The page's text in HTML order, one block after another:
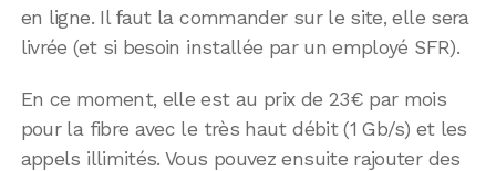
en ligne. Il faut la commander sur le site, elle sera
livrée (et si besoin installée par un employé SFR).
En ce moment, elle est au prix de 23€ par mois
pour la fibre avec le très haut débit (1 Gb/s) et les
appels illimités. Vous pouvez ensuite rajouter des